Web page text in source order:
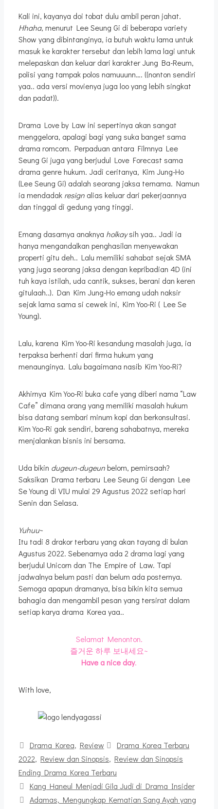
Kali ini, kayanya doi tobat dulu ambil peran jahat.
Hhaha, menurut Lee Seung Gi di beberapa variety
Show yang dibintanginya, ia butuh waktu lama untuk
masuk ke karakter tersebut dan lebih lama lagi untuk
melepaskan dan keluar dari karakter Jung Ba-Reum,
polisi yang tampak polos namuuunn…. ((nonton sendiri
yaa.. ada versi movienya juga loo yang lebih singkat
dan padat)).
Drama Love by Law ini sepertinya akan sangat
menggelora, apalagi bagi yang suka banget sama
drama romcom. Perpaduan antara Filmnya Lee
Seung Gi juga yang berjudul Love Forecast sama
drama genre hukum. Jadi ceritanya, Kim Jung-Ho
(Lee Seung Gi) adalah seorang jaksa ternama. Namun
ia mendadak resign alias keluar dari pekerjaannya
dan tinggal di gedung yang tinggi.
Emang dasarnya anaknya holkaysih yaa.. Jadi ia
hanya mengandalkan penghasilan menyewakan
properti gitu deh.. Lalu memiliki sahabat sejak SMA
yang juga seorang jaksa dengan kepribadian 4D (ini
tuh kaya istilah, uda cantik, sukses, berani dan keren
gitulaah..). Dan Kim Jung-Ho emang udah naksir
sejak lama sama si cewek ini, Kim Yoo-Ri ( Lee Se
Young).
Lalu, karena Kim Yoo-Ri kesandung masalah juga, ia
terpaksa berhenti dari firma hukum yang
menaunginya. Lalu bagaimana nasib Kim Yoo-Ri?
Akhirnya Kim Yoo-Ri buka cafe yang diberi nama “Law
Cafe” dimana orang yang memiliki masalah hukum
bisa datang sembari minum kopi dan berkonsultasi.
Kim Yoo-Ri gak sendiri, bareng sahabatnya, mereka
menjalankan bisnis ini bersama.
Uda bikin dugeun-dugeunbelom, pemirsaah?
Saksikan Drama terbaru Lee Seung Gi dengan Lee
Se Young di VIU mulai 29 Agustus 2022 setiap hari
Senin dan Selasa.
Yuhuu~
Itu tadi 8 drakor terbaru yang akan tayang di bulan
Agustus 2022. Sebenarnya ada 2 drama lagi yang
berjudul Unicorn dan The Empire of Law. Tapi
jadwalnya belum pasti dan belum ada posternya.
Semoga apapun dramanya, bisa bikin kita semua
bahagia dan mengambil pesan yang tersirat dalam
setiap karya drama Korea yaa..
Selamat Menonton.
즐거운 하루 보내세요~
Have a nice day.
With love,
Kategori
Drama Korea, Review Tag
Drama Korea Terbaru
2022, Review dan Sinopsis, Review dan Sinopsis
Ending Drama Korea Terbaru
Kang Haneul Menjadi Gila Judi di Drama Insider
Adamas, Mengungkap Kematian Sang Ayah yang